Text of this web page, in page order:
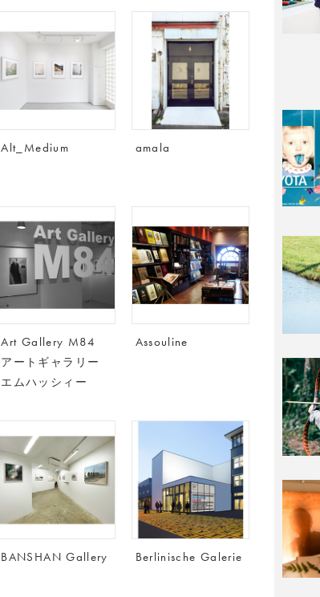
Alt_Medium amala
Art Gallery M84
アートギャラリー
エムハッシィー
Assouline
BANSHAN Gallery Berlinische Galerie